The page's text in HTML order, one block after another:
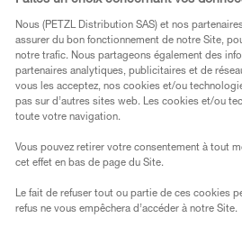
Nous (PETZL Distribution SAS) et nos
assurer du bon fonctionnement de notre Site,
notre trafic. Nous partageons également des
partenaires analytiques, publicitaires et de
vous les acceptez, nos cookies et/ou
pas sur d’autres sites web. Les cookies et/ou
toute votre navigation.
Vous pouvez retirer votre consentement à tout
cet effet en bas de page du Site.
Le fait de refuser tout ou partie de ces cookies
refus ne vous empêchera d’accéder à notre Site.